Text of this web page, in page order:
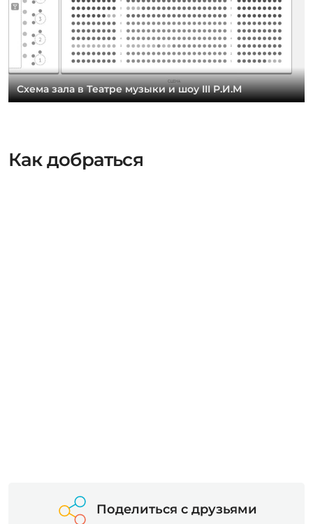
Схема зала в Театре музыки и шоу III Р.И.М
Как добраться
Поделиться с друзьями